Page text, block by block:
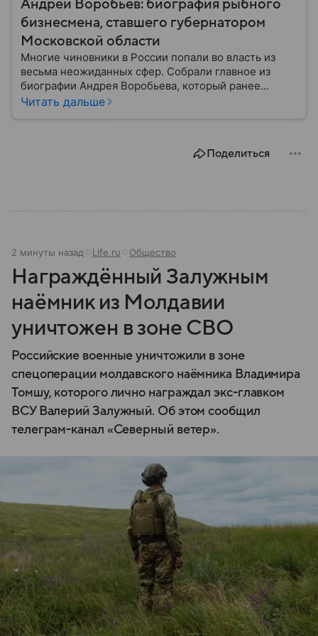
Андрей Воробьев: биография рыбного
бизнесмена, ставшего губернатором
Московской области
Многие чиновники в России попали во власть из
весьма неожиданных сфер. Собрали главное из
биографии Андрея Воробьева, который ранее
занимался рыбным бизнесом, а первую должность в
Читать дальше
Поделиться
2 минуты назад Life.ru Общество
Награждённый Залужным
наёмник из Молдавии
уничтожен в зоне СВО
Российские военные уничтожили в зоне
спецоперации молдавского наёмника Владимира
Томшу, которого лично награждал экс-главком
ВСУ Валерий Залужный. Об этом сообщил
телеграм-канал «Северный ветер».